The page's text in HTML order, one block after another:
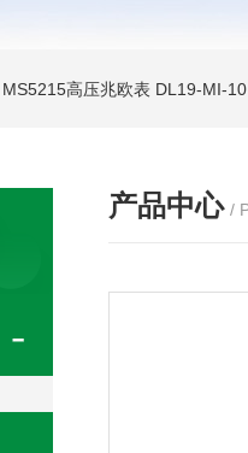
MS5215高压兆欧表 DL19-MI-
产品中心 /